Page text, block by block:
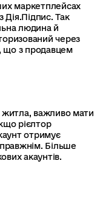
маркетплейсах
Дія.Підпис. Так
людина й
через
що з продавцем
житла, важливо мати
рієлтор
отримує
Більше
акаунтів.